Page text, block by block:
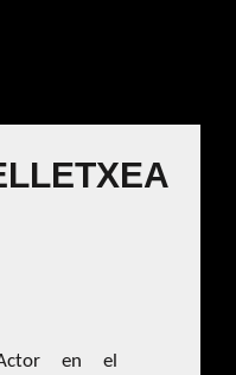
en el